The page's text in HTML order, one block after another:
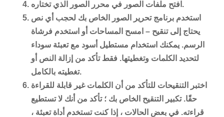
افتح ملفات الصور في محرر الصور الذي تختاره.
استخدم برنامج تحرير الصور الخاص بك لحجب أي نص
يحتاج إلى تنقيح – امسح المساحات أو استخدم فرشاة
الرسم. يمكنك استخدام مستطيل أسود مع تعبئة سوداء
لتحديد الكلمات وتغطيتها. فقط تأكد من إزالة النص أو
تغطيته بالكامل.
اختبر التنقيحات للتأكد من أن الكلمات غير قابلة للقراءة
حقًا. تكبير التنقيح الخاص بك ؛ تأكد من أنك لا تستطيع
قراءته. في بعض الحالات ، إذا كنت تستخدم أداة تعبئة ،